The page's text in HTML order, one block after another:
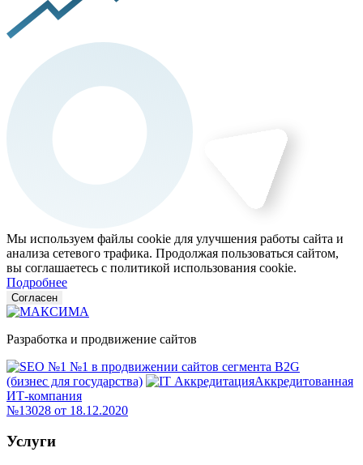
Мы используем файлы cookie для улучшения работы сайта и
анализа сетевого трафика. Продолжая пользоваться сайтом,
вы соглашаетесь с политикой использования cookie.
Подробнее
Согласен
Разработка и продвижение сайтов
№1 в продвижении сайтов сегмента B2G
(бизнес для государства)
Аккредитованная
ИТ-компания
№13028 от 18.12.2020
Услуги